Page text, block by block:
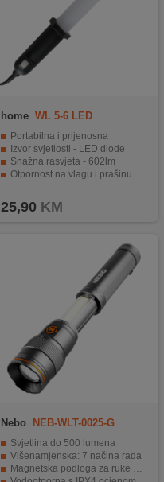
home WL 5-6 LED
Portabilna i prijenosna
Izvor svjetlosti - LED diode
Snažna rasvjeta - 602lm
Otpornost na vlagu i prašinu - IP54
25,90 KM
Nebo NEB-WLT-0025-G
Svjetlina do 500 lumena
Višenamjenska: 7 načina rada
Magnetska podloga za ruke slobodne